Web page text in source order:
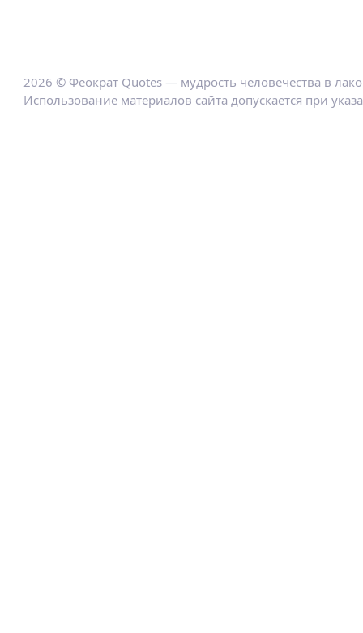
2026 © Феократ Quotes — мудрость человечества в
Использование материалов сайта допускается при